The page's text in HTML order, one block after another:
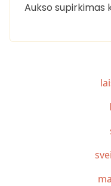
Aukso supirkimas